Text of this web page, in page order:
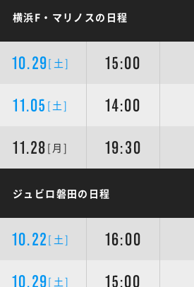
横浜F・マリノスの日程
10.29[土] 15:00
11.05 [土] 14:00
11.28 [月] 19:30
ジュビロ磐田の日程
10.22 [土] 16:00
10.29[土] 15:00